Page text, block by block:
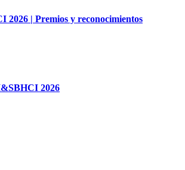
2026 | Premios y reconocimientos
2026